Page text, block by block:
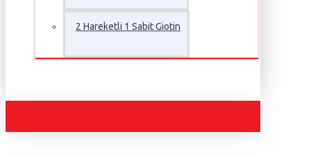
2 Hareketli 1 Sabit Giotin